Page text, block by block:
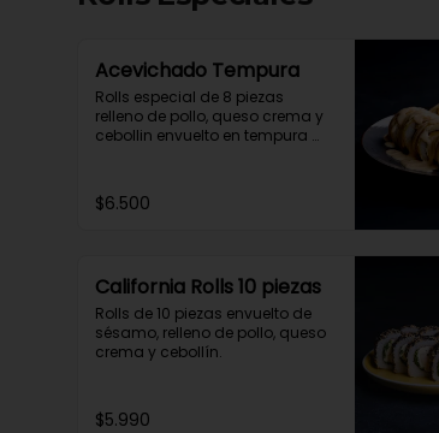
Acevichado Tempura
Rolls especial de 8 piezas
relleno de pollo, queso crema y
cebollin envuelto en tempura
$6.500
California Rolls 10 piezas
Rolls de 10 piezas envuelto de
sésamo, relleno de pollo, queso
crema y cebollín.
$5.990